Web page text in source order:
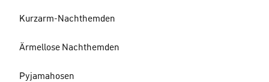
Kurzarm-Nachthemden
Ärmellose Nachthemden
Pyjamahosen